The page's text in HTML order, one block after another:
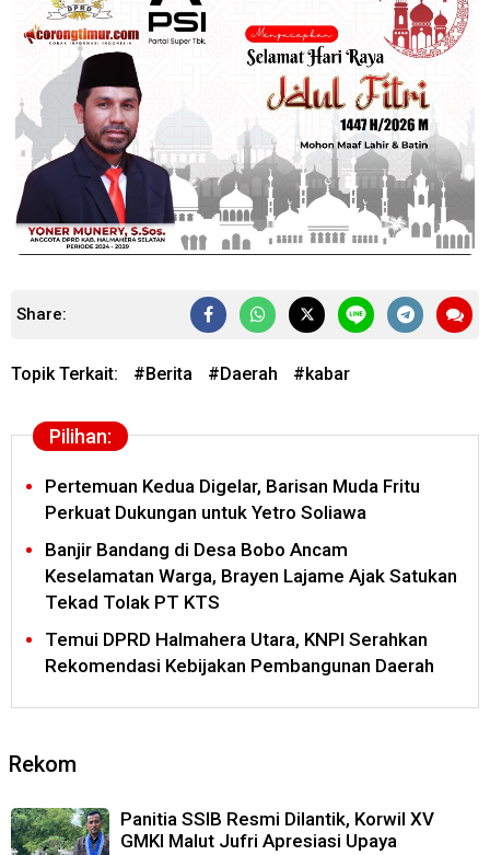
Share:
Topik Terkait: #Berita #Daerah #kabar
Pilihan:
Pertemuan Kedua Digelar, Barisan Muda Fritu
Perkuat Dukungan untuk Yetro Soliawa
Banjir Bandang di Desa Bobo Ancam
Keselamatan Warga, Brayen Lajame Ajak Satukan
Tekad Tolak PT KTS
Temui DPRD Halmahera Utara, KNPI Serahkan
Rekomendasi Kebijakan Pembangunan Daerah
Rekom
Panitia SSIB Resmi Dilantik, Korwil XV
GMKI Malut Jufri Apresiasi Upaya